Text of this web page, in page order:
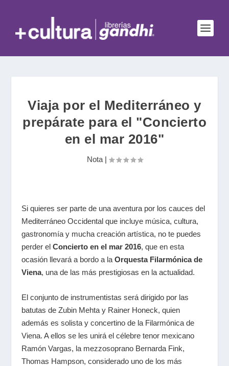
Viaja por el Mediterráneo y
prepárate para el "Concierto
en el mar 2016"
Nota|
Si quieres ser parte de una aventura por los cauces del
Mediterráneo Occidental que incluye música, cultura,
gastronomía y mucha creación artística, no te puedes
perder elConcierto en el mar 2016, que en esta
ocasión llevará a bordo a laOrquesta Filarmónica de
Viena, una de las más prestigiosas en la actualidad.
El conjunto de instrumentistas será dirigido por las
batutas de Zubin Mehta y Rainer Honeck, quien
además es solista y concertino de la Filarmónica de
Viena. A ellos se les unirá el célebre tenor mexicano
Ramón Vargas, la mezzosoprano Bernarda Fink,
Thomas Hampson, considerado uno de los más